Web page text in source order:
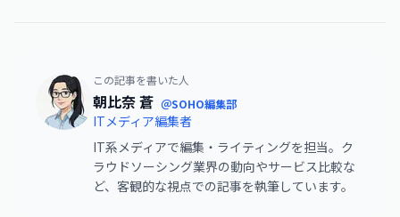
この記事を書いた人
朝比奈 蒼 ＠SOHO編集部
ITメディア編集者
IT系メディアで編集・ライティングを担当。ク
ラウドソーシング業界の動向やサービス比較な
ど、客観的な視点での記事を執筆しています。